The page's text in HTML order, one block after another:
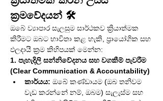
ක්‍රමවේදයන් 🛠️
ඔබේ ව්‍යාපාර සැලසුම සාර්ථකව ක්‍රියාත්මක
කිරීමට ඔබට භාවිතා කළ හැකි, ප්‍රායෝගික සහ
ඵලදායී ක්‍රම කිහිපයක් මෙන්න:
1. පැහැදිලි සන්නිවේදනය සහ වගකීම් පැවරීම
(Clear Communication & Accountability)
කාර්යය: ඔබේ කණ්ඩායම (ඔබ තනිවම
වැඩ කරන්නේ නම්, ඔබම) සැලැස්ම සහ